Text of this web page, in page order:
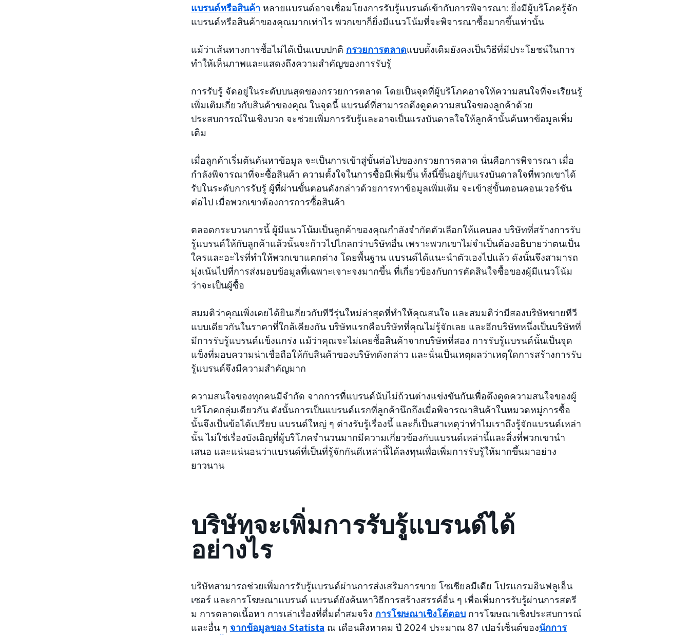
แบรนด์หรือสินค้า หลายแบรนด์อาจเชื่อมโยงการรับรู้แบรนด์เข้ากับการพิจารณา: ยิ่งมีผู้บริโภครู้จัก
แบรนด์หรือสินค้าของคุณมากเท่าไร พวกเขาก็ยิ่งมีแนวโน้มที่จะพิจารณาซื้อมากขึ้นเท่านั้น
แม้ว่าเส้นทางการซื้อไม่ได้เป็นแบบปกติ กรวยการตลาดแบบดั้งเดิมยังคงเป็นวิธีที่มีประโยชน์ในการ
ทำให้เห็นภาพและแสดงถึงความสำคัญของการรับรู้
การรับรู้ จัดอยู่ในระดับบนสุดของกรวยการตลาด โดยเป็นจุดที่ผู้บริโภคอาจให้ความสนใจที่จะเรียนรู้
เพิ่มเติมเกี่ยวกับสินค้าของคุณ ในจุดนี้ แบรนด์ที่สามารถดึงดูดความสนใจของลูกค้าด้วย
ประสบการณ์ในเชิงบวก จะช่วยเพิ่มการรับรู้และอาจเป็นแรงบันดาลใจให้ลูกค้านั้นค้นหาข้อมูลเพิ่ม
เติม
เมื่อลูกค้าเริ่มต้นค้นหาข้อมูล จะเป็นการเข้าสู่ขั้นต่อไปของกรวยการตลาด นั่นคือการพิจารณา เมื่อ
กำลังพิจารณาที่จะซื้อสินค้า ความตั้งใจในการซื้อมีเพิ่มขึ้น ทั้งนี้ขึ้นอยู่กับแรงบันดาลใจที่พวกเขาได้
รับในระดับการรับรู้ ผู้ที่ผ่านขั้นตอนดังกล่าวด้วยการหาข้อมูลเพิ่มเติม จะเข้าสู่ขั้นตอนคอนเวอร์ชัน
ต่อไป เมื่อพวกเขาต้องการการซื้อสินค้า
ตลอดกระบวนการนี้ ผู้มีแนวโน้มเป็นลูกค้าของคุณกำลังจำกัดตัวเลือกให้แคบลง บริษัทที่สร้างการรับ
รู้แบรนด์ให้กับลูกค้าแล้วนั้นจะก้าวไปไกลกว่าบริษัทอื่น เพราะพวกเขาไม่จำเป็นต้องอธิบายว่าตนเป็น
ใครและอะไรที่ทำให้พวกเขาแตกต่าง โดยพื้นฐาน แบรนด์ได้แนะนำตัวเองไปแล้ว ดังนั้นจึงสามารถ
มุ่งเน้นไปที่การส่งมอบข้อมูลที่เฉพาะเจาะจงมากขึ้น ที่เกี่ยวข้องกับการตัดสินใจซื้อของผู้มีแนวโน้ม
ว่าจะเป็นผู้ซื้อ
สมมติว่าคุณเพิ่งเคยได้ยินเกี่ยวกับทีวีรุ่นใหม่ล่าสุดที่ทำให้คุณสนใจ และสมมติว่ามีสองบริษัทขายทีวี
แบบเดียวกันในราคาที่ใกล้เคียงกัน บริษัทแรกคือบริษัทที่คุณไม่รู้จักเลย และอีกบริษัทหนึ่งเป็นบริษัทที่
มีการรับรู้แบรนด์แข็งแกร่ง แม้ว่าคุณจะไม่เคยซื้อสินค้าจากบริษัทที่สอง การรับรู้แบรนด์นั้นเป็นจุด
แข็งที่มอบความน่าเชื่อถือให้กับสินค้าของบริษัทดังกล่าว และนั่นเป็นเหตุผลว่าเหตุใดการสร้างการรับ
รู้แบรนด์จึงมีความสำคัญมาก
ความสนใจของทุกคนมีจำกัด จากการที่แบรนด์นับไม่ถ้วนต่างแข่งขันกันเพื่อดึงดูดความสนใจของผู้
บริโภคกลุ่มเดียวกัน ดังนั้นการเป็นแบรนด์แรกที่ลูกค้านึกถึงเมื่อพิจารณาสินค้าในหมวดหมู่การซื้อ
นั้นจึงเป็นข้อได้เปรียบ แบรนด์ใหญ่ ๆ ต่างรับรู้เรื่องนี้ และก็เป็นสาเหตุว่าทำไมเราถึงรู้จักแบรนด์เหล่า
นั้น ไม่ใช่เรื่องบังเอิญที่ผู้บริโภคจำนวนมากมีความเกี่ยวข้องกับแบรนด์เหล่านี้และสิ่งที่พวกเขานำ
เสนอ และแน่นอนว่าแบรนด์ที่เป็นที่รู้จักกันดีเหล่านี้ได้ลงทุนเพื่อเพิ่มการรับรู้ให้มากขึ้นมาอย่าง
ยาวนาน
บริษัทจะเพิ่มการรับรู้แบรนด์ได้
อย่างไร
บริษัทสามารถช่วยเพิ่มการรับรู้แบรนด์ผ่านการส่งเสริมการขาย โซเชียลมีเดีย โปรแกรมอินฟลูเอ็น
เซอร์ และการโฆษณาแบรนด์ แบรนด์ยังค้นหาวิธีการสร้างสรรค์อื่น ๆ เพื่อเพิ่มการรับรู้ผ่านการสตรี
ม การตลาดเนื้อหา การเล่าเรื่องที่ดื่มด่ำสมจริง การโฆษณาเชิงโต้ตอบ การโฆษณาเชิงประสบการณ์
และอื่น ๆ จากข้อมูลของ Statista ณ เดือนสิงหาคม ปี 2024 ประมาณ 87 เปอร์เซ็นต์ของนักการ